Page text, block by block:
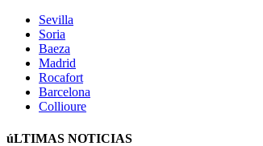
Sevilla
Soria
Baeza
Madrid
Rocafort
Barcelona
Collioure
úLTIMAS NOTICIAS